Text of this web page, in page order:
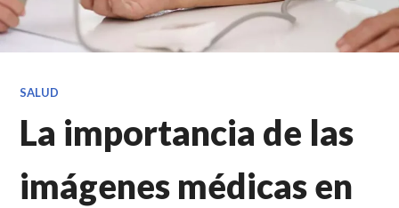
SALUD
La importancia de las
imágenes médicas en